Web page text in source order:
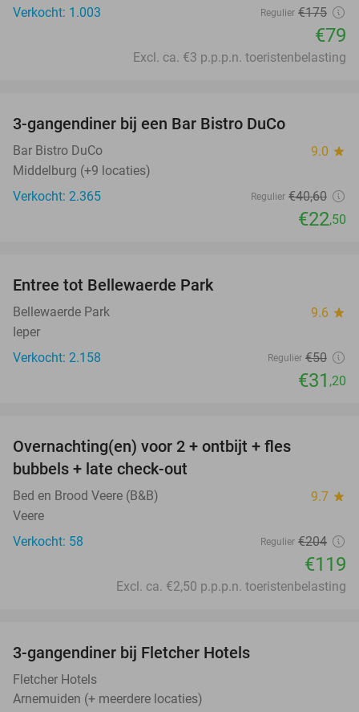
Verkocht: 1.003 Regulier €175
€79
Excl. ca. €3 p.p.p.n. toeristenbelasting
3-gangendiner bij een Bar Bistro DuCo
Bar Bistro DuCo 9.0 star
Middelburg (+9 locaties)
Verkocht: 2.365
Regulier €40,60
€22,50
Entree tot Bellewaerde Park
Bellewaerde Park 9.6 star
Ieper
Verkocht: 2.158
Regulier €50
€31 ,20
Overnachting(en) voor 2 + ontbijt + fles
bubbels + late check-out
Bed en Brood Veere (B&B) 9.7 star
Veere
Verkocht: 58
Regulier €204
€119
Excl. ca. €2,50 p.p.p.n. toeristenbelasting
3-gangendiner bij Fletcher Hotels
Fletcher Hotels
Arnemuiden (+ meerdere locaties)